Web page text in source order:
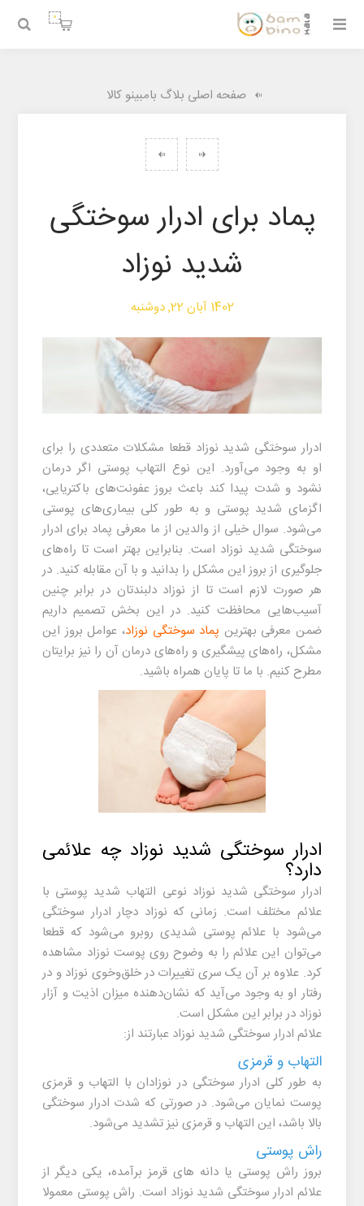
0
صفحه اصلی بلاگ بامبینو کالا
پماد برای ادرار سوختگی
شدید نوزاد
1402 آبان 22, دوشنبه
ادرار سوختگی شدید نوزاد قطعا مشکلات متعددی را برای
او به وجود می‌آورد. این نوع التهاب پوستی اگر درمان
نشود و شدت پیدا کند باعث بروز عفونت‌های باکتریایی،
اگزمای شدید پوستی و به طور کلی بیماری‌های پوستی
می‌شود. سوال خیلی از والدین از ما معرفی پماد برای ادرار
سوختگی شدید نوزاد است. بنابراین بهتر است تا راه‌های
جلوگیری از بروز این مشکل را بدانید و با آن مقابله کنید. در
هر صورت لازم است تا از نوزاد دلبندتان در برابر چنین
آسیب‌هایی محافظت کنید. در این بخش تصمیم داریم
ضمن معرفی بهترین پماد سوختگی نوزاد، عوامل بروز این
مشکل، راه‌های پیشگیری و راه‌های درمان آن را نیز برایتان
مطرح کنیم. با ما تا پایان همراه باشید.
ادرار سوختگی شدید نوزاد چه علائمی
دارد؟
ادرار سوختگی شدید نوزاد نوعی التهاب شدید پوستی با
علائم مختلف است. زمانی که نوزاد دچار ادرار سوختگی
می‌شود با علائم پوستی شدیدی روبرو می‌شود که قطعا
می‌توان این علائم را به وضوح روی پوست نوزاد مشاهده
کرد. علاوه بر آن یک سری تغییرات در خلق‌وخوی نوزاد و در
رفتار او به وجود می‌آید که نشان‌دهنده میزان اذیت و آزار
نوزاد در برابر این مشکل است.
علائم ادرار سوختگی شدید نوزاد عبارتند از:
التهاب و قرمزی
به طور کلی ادرار سوختگی در نوزادان با التهاب و قرمزی
پوست نمایان می‌شود. در صورتی که شدت ادرار سوختگی
بالا باشد، این التهاب و قرمزی نیز تشدید می‌شود.
راش پوستی
بروز راش پوستی یا دانه های قرمز برآمده، یکی دیگر از
علائم ادرار سوختگی شدید نوزاد است. راش پوستی معمولا